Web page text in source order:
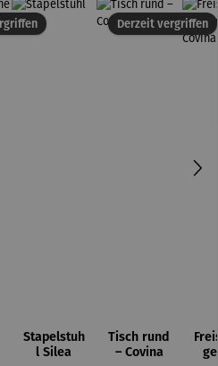
Stapelstuh
l Silea
Derzeit vergriffen
Tisch rund
– Covina